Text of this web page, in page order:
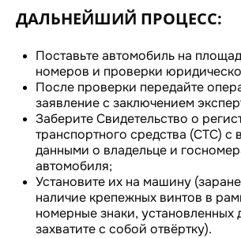
ДАЛЬНЕЙШИЙ ПРОЦЕСС:
Поставьте автомобиль на
номеров и проверки
После проверки передайте
заявление с заключением
Заберите Свидетельство о
транспортного средства (СТС) с
данными о владельце и
автомобиля;
Установите их на машину
наличие крепежных винтов в
номерные знаки, установленных
захватите с собой отвёртку).